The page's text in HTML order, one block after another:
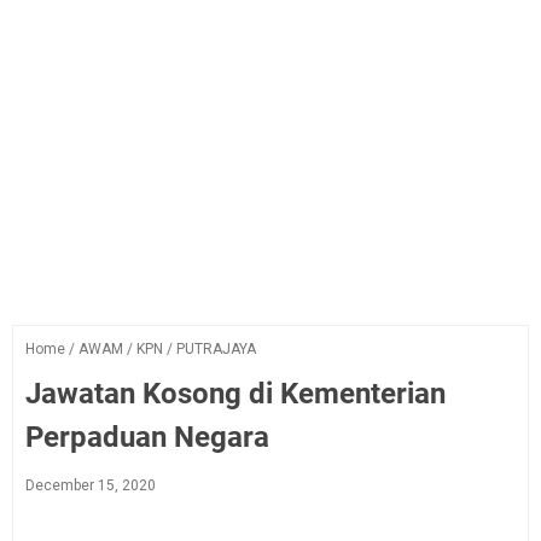
Home / AWAM / KPN / PUTRAJAYA
Jawatan Kosong di Kementerian
Perpaduan Negara
December 15, 2020